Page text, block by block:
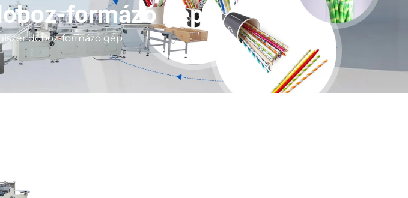
formázó gép
doboz-formázó gép